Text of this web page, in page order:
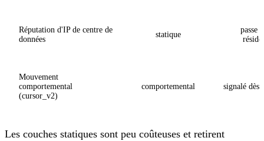
Réputation d'IP de centre de
données
statique
passe
Mouvement
comportemental
(cursor_v2)
comportemental signalé dès
Les couches statiques sont peu coûteuses et retirent